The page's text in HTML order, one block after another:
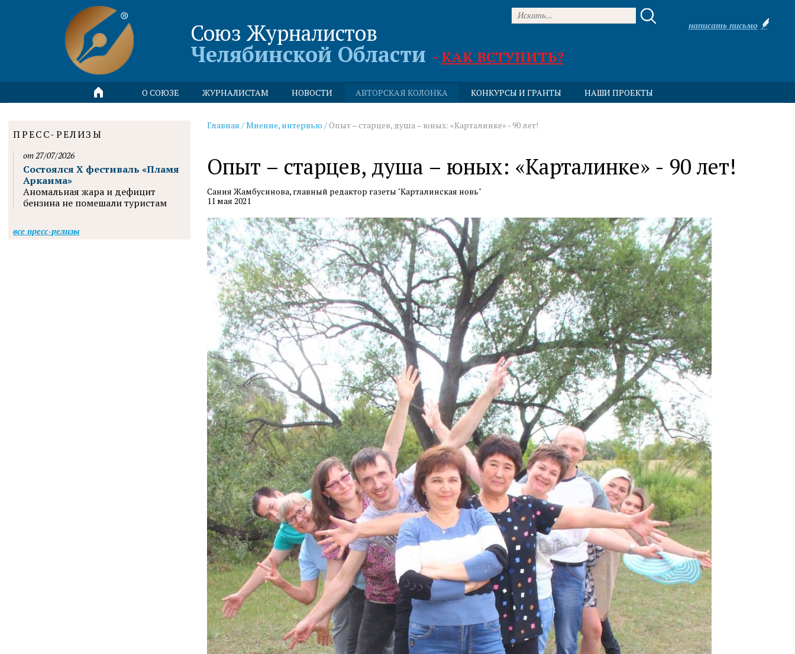
Союз Журналистов
Челябинской Области - КАК ВСТУПИТЬ?
написать письмо
О СОЮЗЕ ЖУРНАЛИСТАМ НОВОСТИ АВТОРСКАЯ КОЛОНКА КОНКУРСЫ И ГРАНТЫ НАШИ ПРОЕКТЫ
Главная /Мнение, интервью /Опыт – старцев, душа – юных: «Карталинке» - 90 лет!
Опыт – старцев, душа – юных: «Карталинке» - 90 лет!
Сания Жамбусинова, главный редактор газеты "Карталинская новь"
11 мая 2021
ПРЕСС-РЕЛИЗЫ
от 27/07/2026
Состоялся X фестиваль «Пламя
Аркаима»
Аномальная жара и дефицит
бензина не помешали туристам
все пресс-релизы